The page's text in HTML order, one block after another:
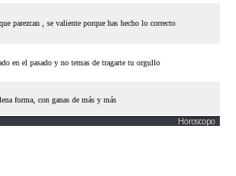
Horoscopo